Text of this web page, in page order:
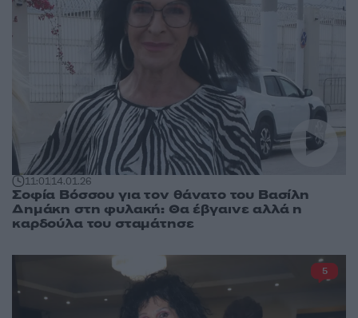
11:0114.01.26
Σοφία Βόσσου για τον θάνατο του Βασίλη
Δημάκη στη φυλακή: Θα έβγαινε αλλά η
καρδούλα του σταμάτησε
5